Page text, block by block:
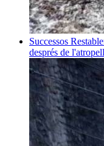
Successos
després de